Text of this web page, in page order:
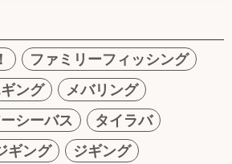
ファミリーフィッシング
ング
メバリング
シーバス
タイラバ
ギング
ジギング